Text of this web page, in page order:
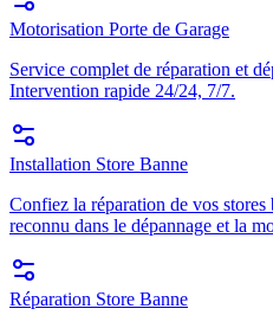
Motorisation Porte de Garage
Service complet de réparation et
Intervention rapide 24/24, 7/7.
Installation Store Banne
Confiez la réparation de vos stores
reconnu dans le dépannage et la
Réparation Store Banne